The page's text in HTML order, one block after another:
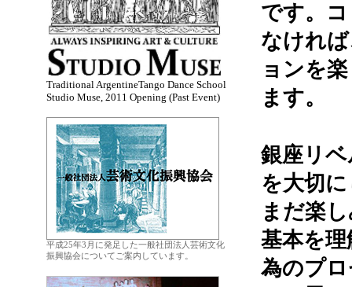
です。
なけれ
ョンを
ます。
銀座リ
を大切
まだ楽
基本を
為のプ
Traditional ArgentineTango Dance School
Studio Muse, 2011 Opening (Past Event)
平成25年3月に発足した一般社団法人芸術文化
振興協会についてご案内しています。